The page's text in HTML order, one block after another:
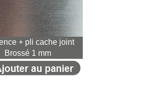
+ pli cache joint
Brossé 1 mm